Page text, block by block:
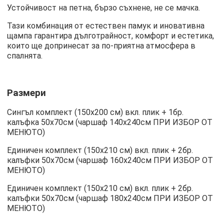
Устойчивост на петна, бързо съхнене, не се мачка.
Тази комбинация от естествен памук и иновативна
щампа гарантира дълготрайност, комфорт и естетика,
които ще допринесат за по-приятна атмосфера в
спалнята.
Размери
Сингъл комплект (150х200 см) вкл. плик + 1бр.
калъфка 50х70см (чаршаф 140х240см ПРИ ИЗБОР ОТ
МЕНЮТО)
Единичен комплект (150х210 см) вкл. плик + 2бр.
калъфки 50х70см (чаршаф 160х240см ПРИ ИЗБОР ОТ
МЕНЮТО)
Единичен комплект (150х210 см) вкл. плик + 2бр.
калъфки 50х70см (чаршаф 180х240см ПРИ ИЗБОР ОТ
МЕНЮТО)